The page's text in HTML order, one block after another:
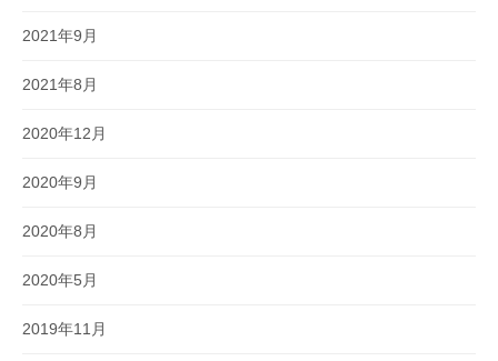
2021年9月
2021年8月
2020年12月
2020年9月
2020年8月
2020年5月
2019年11月